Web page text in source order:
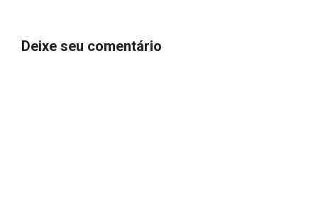
Deixe seu comentário